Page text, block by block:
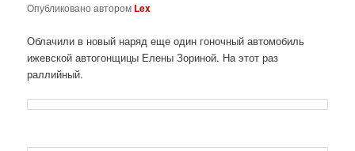
Опубликованоавтором Lex
Облачили в новый наряд еще один гоночный автомобиль
ижевской автогонщицы Елены Зориной. На этот раз
раллийный.